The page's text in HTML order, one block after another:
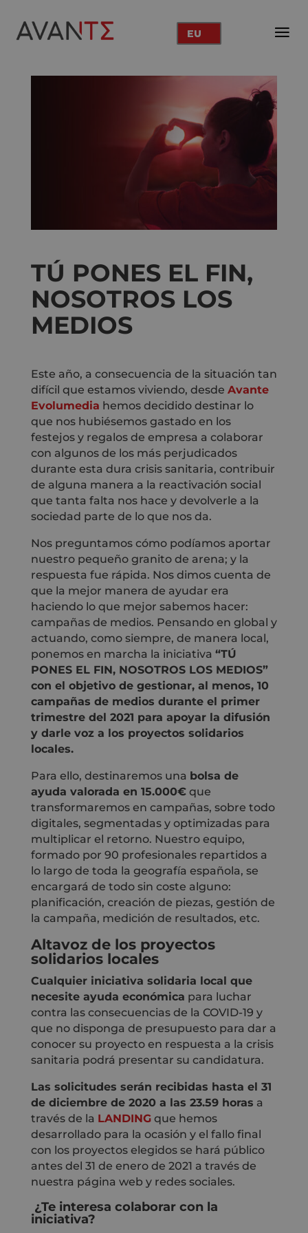
EU
TÚ PONES EL FIN,
NOSOTROS LOS
MEDIOS
Este año, a consecuencia de la situación tan
difícil que estamos viviendo, desde Avante
Evolumedia hemos decidido destinar lo
que nos hubiésemos gastado en los
festejos y regalos de empresa a colaborar
con algunos de los más perjudicados
durante esta dura crisis sanitaria, contribuir
de alguna manera a la reactivación social
que tanta falta nos hace y devolverle a la
sociedad parte de lo que nos da.
Nos preguntamos cómo podíamos aportar
nuestro pequeño granito de arena; y la
respuesta fue rápida. Nos dimos cuenta de
que la mejor manera de ayudar era
haciendo lo que mejor sabemos hacer:
campañas de medios. Pensando en global y
actuando, como siempre, de manera local,
ponemos en marcha la iniciativa “TÚ
PONES EL FIN, NOSOTROS LOS MEDIOS”
con el objetivo de gestionar, al menos, 10
campañas de medios durante el primer
trimestre del 2021 para apoyar la difusión
y darle voz a los proyectos solidarios
locales.
Para ello, destinaremos una bolsa de
ayuda valorada en 15.000€que
transformaremos en campañas, sobre todo
digitales, segmentadas y optimizadas para
multiplicar el retorno. Nuestro equipo,
formado por 90 profesionales repartidos a
lo largo de toda la geografía española, se
encargará de todo sin coste alguno:
planificación, creación de piezas, gestión de
la campaña, medición de resultados, etc.
Altavoz de los proyectos
solidarios locales
Cualquier iniciativa solidaria local que
necesite ayuda económica para luchar
contra las consecuencias de la COVID-19 y
que no disponga de presupuesto para dar a
conocer su proyecto en respuesta a la crisis
sanitaria podrá presentar su candidatura.
Las solicitudes serán recibidas hasta el 31
de diciembre de 2020 a las 23.59 horas a
través de la LANDINGque hemos
desarrollado para la ocasión y el fallo final
con los proyectos elegidos se hará público
antes del 31 de enero de 2021 a través de
nuestra página web y redes sociales.
¿Te interesa colaborar con la
iniciativa?